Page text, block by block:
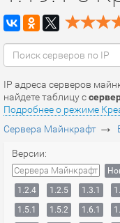
IP адреса серверов
найдете таблицу с
Подробнее о режиме
Сервера Майнкрафт →
Версии:
Сервера Майнкрафт
1.2.4
1.2.5 1.3.1
1.5.1
1.5.2 1.6.1